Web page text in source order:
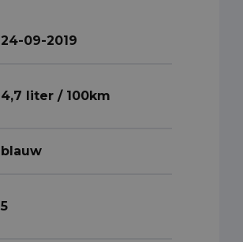
24-09-2019
4,7 liter / 100km
blauw
5